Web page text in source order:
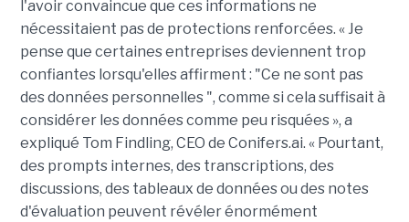
l'avoir convaincue que ces informations ne
nécessitaient pas de protections renforcées. « Je
pense que certaines entreprises deviennent trop
confiantes lorsqu'elles affirment : "Ce ne sont pas
des données personnelles ", comme si cela suffisait à
considérer les données comme peu risquées », a
expliqué Tom Findling, CEO de Conifers.ai. « Pourtant,
des prompts internes, des transcriptions, des
discussions, des tableaux de données ou des notes
d'évaluation peuvent révéler énormément